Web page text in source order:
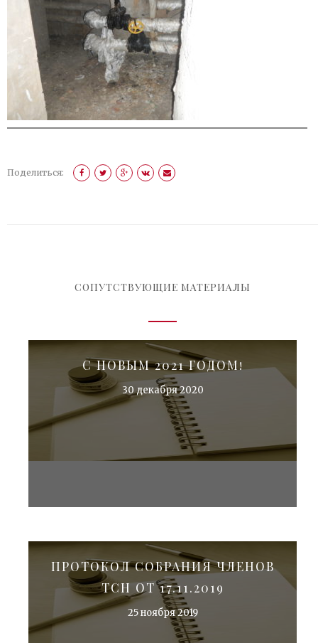
Поделиться:
СОПУТСТВУЮЩИЕ МАТЕРИАЛЫ
С НОВЫМ 2021 ГОДОМ!
30 декабря 2020
ПРОТОКОЛ СОБРАНИЯ ЧЛЕНОВ
ТСН ОТ 17.11.2019
25 ноября 2019